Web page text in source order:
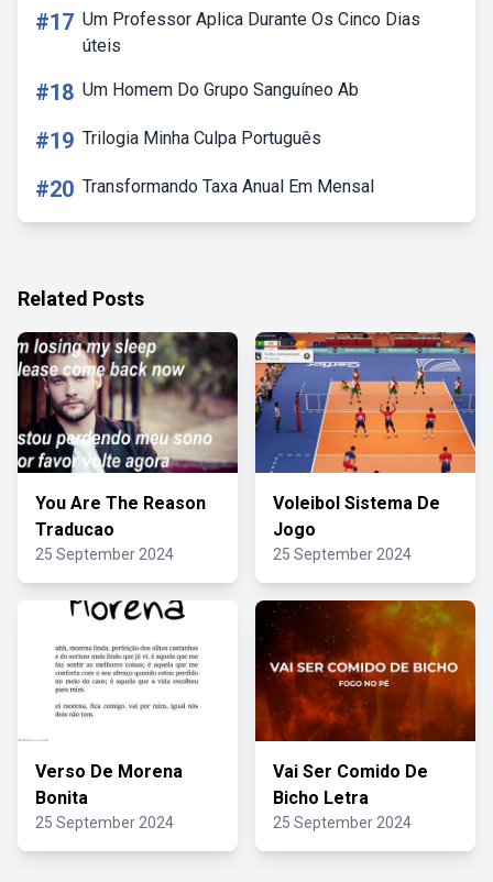
#17 Um Professor Aplica Durante Os Cinco Dias
úteis
#18 Um Homem Do Grupo Sanguíneo Ab
#19 Trilogia Minha Culpa Português
#20 Transformando Taxa Anual Em Mensal
Related Posts
You Are The Reason
Traducao
25 September 2024
Voleibol Sistema De
Jogo
25 September 2024
Verso De Morena
Bonita
25 September 2024
Vai Ser Comido De
Bicho Letra
25 September 2024